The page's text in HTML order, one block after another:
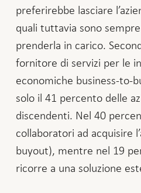
preferirebbe lasciare
quali tuttavia sono
prenderla in carico.
fornitore di servizi per le
economiche business-to-
solo il 41 percento delle
discendenti. Nel 40
collaboratori ad acquisire
buyout), mentre nel 19
ricorre a una soluzione